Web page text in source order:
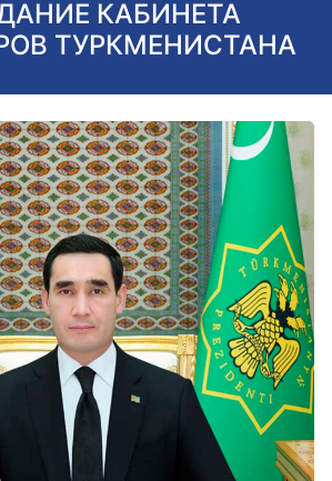
КАБИНЕТА
ТУРКМЕНИСТАНА